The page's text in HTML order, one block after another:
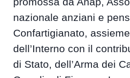
nazionale anziani e
Confartigianato,
dell’Interno con il
di Stato, dell’Arma dei